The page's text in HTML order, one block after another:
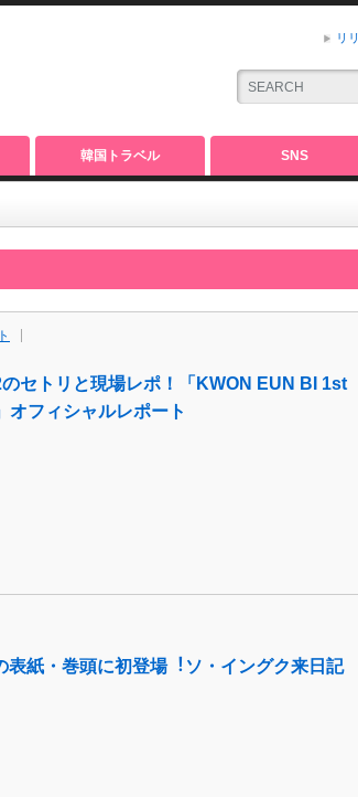
リ
韓国トラベル SNS
セトリと現場レポ！「KWON EUN BI 1st
オフィシャルレポート
紙・巻頭に初登場︕ソ・イングク来日記